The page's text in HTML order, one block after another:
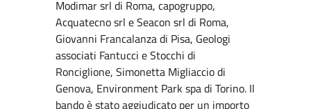
Modimar srl di Roma, capogruppo,
Acquatecno srl e Seacon srl di Roma,
Giovanni Francalanza di Pisa, Geologi
associati Fantucci e Stocchi di
Ronciglione, Simonetta Migliaccio di
Genova, Environment Park spa di Torino. Il
bando è stato aggiudicato per un importo